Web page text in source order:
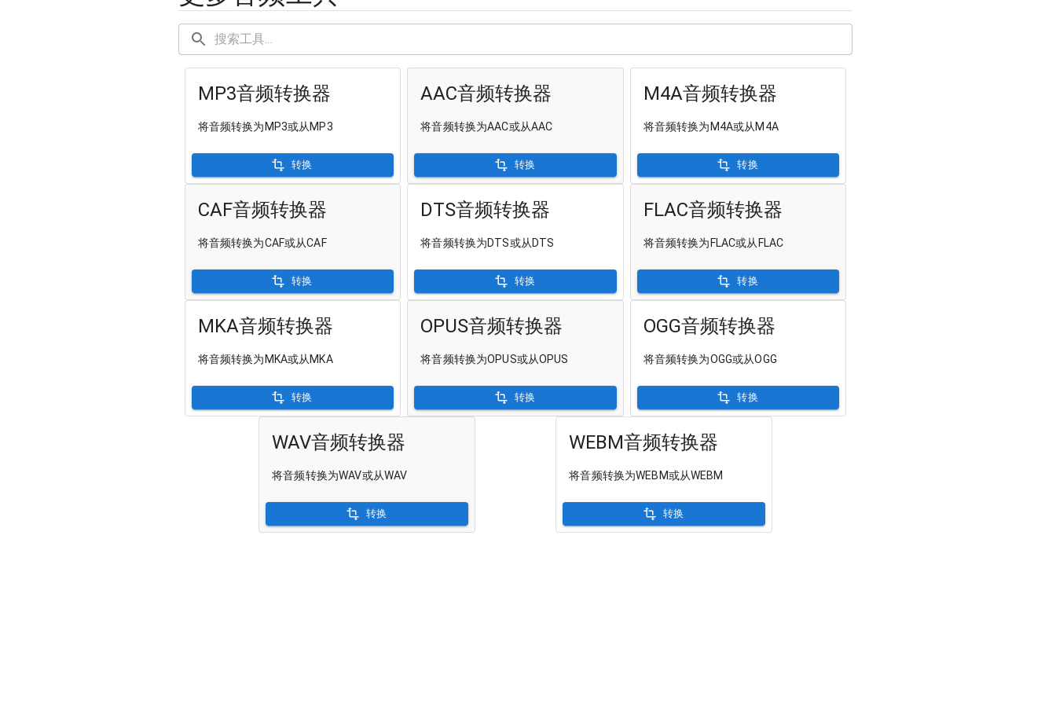
MP3音频转换器
将音频转换为MP3或从MP3
转换
AAC音频转换器
将音频转换为AAC或从AAC
转换
M4A音频转换器
将音频转换为M4A或从M4A
转换
CAF音频转换器
将音频转换为CAF或从CAF
转换
DTS音频转换器
将音频转换为DTS或从DTS
转换
FLAC音频转换器
将音频转换为FLAC或从FLAC
转换
MKA音频转换器
将音频转换为MKA或从MKA
转换
OPUS音频转换器
将音频转换为OPUS或从OPUS
转换
OGG音频转换器
将音频转换为OGG或从OGG
转换
WAV音频转换器
将音频转换为WAV或从WAV
转换
WEBM音频转换器
将音频转换为WEBM或从WEBM
转换